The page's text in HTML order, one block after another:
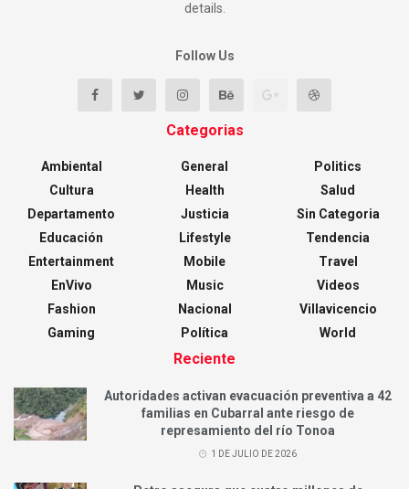
details.
Follow Us
Categorias
Ambiental
Cultura
Departamento
Educación
Entertainment
EnVivo
Fashion
Gaming
General
Health
Justicia
Lifestyle
Mobile
Music
Nacional
Política
Politics
Salud
Sin Categoria
Tendencia
Travel
Videos
Villavicencio
World
Reciente
Autoridades activan evacuación preventiva a 42
familias en Cubarral ante riesgo de
represamiento del río Tonoa
1 DE JULIO DE 2026